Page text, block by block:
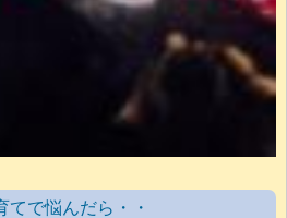
てで悩んだら・・